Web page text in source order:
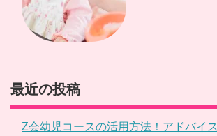
最近の投稿
Z会幼児コースの活用方法！アドバイス